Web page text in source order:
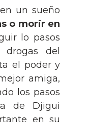
un sueño
o morir en
lo pasos
del
el poder y
amiga,
los pasos
de Djigui
en su